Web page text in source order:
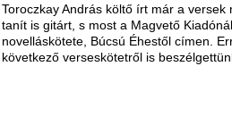
Toroczkay András költő írt már a
tanít is gitárt, s most a Magvető
novelláskötete, Búcsú Éhestől címen.
következő verseskötetről is